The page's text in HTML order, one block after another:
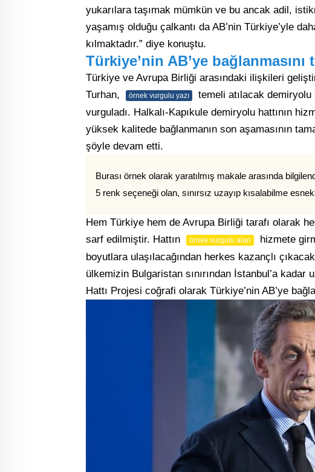
yukarılara taşımak mümkün ve bu ancak adil,
yaşamış olduğu çalkantı da AB’nin Türkiye’yle
kılmaktadır.” diye konuştu.
Türkiye’nin AB’ye
Türkiye ve Avrupa Birliği arasındaki ilişkileri
Turhan,
örnek vurgulu yazı
temeli atılacak
vurguladı. Halkalı-Kapıkule demiryolu hattının
yüksek kalitede bağlanmanın son aşamasının
şöyle devam etti.
Burası örnek olarak yaratılmış makale arasında
5 renk seçeneği olan, sınırsız uzayıp kısalabilme
Hem Türkiye hem de Avrupa Birliği tarafı olarak
sarf edilmiştir. Hattın
örnek vurgulu alan
hizmete
boyutlara ulaşılacağından herkes kazançlı
ülkemizin Bulgaristan sınırından İstanbul’a kadar
Hattı Projesi coğrafi olarak Türkiye’nin AB’ye